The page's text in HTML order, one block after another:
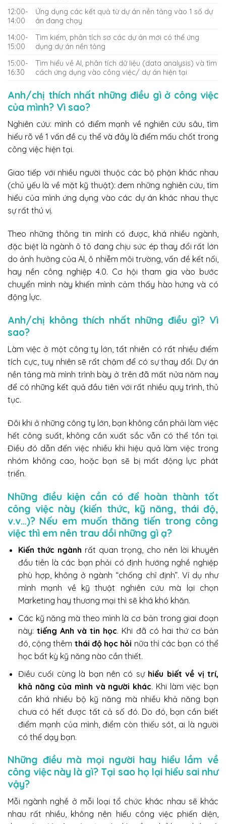
12:00-
14:00
Ứng dụng các kết quả từ dự án nền tảng vào 1 số dự
án đang chạy
14:00-
15:00
Tìm kiếm, phân tích sơ các dự án mới có thể ứng
dụng dự án nền tảng
15:00-
16:30
Tìm hiểu về AI, phân tích dữ liệu (data analysis) và tìm
cách ứng dụng vào công việc/ dự án hiện tại
Anh/chị thích nhất những điều gì ở công việc
của mình? Vì sao?
Nghiên cứu: mình có điểm mạnh về nghiên cứu sâu, tìm
hiểu rõ về 1 vấn đề cụ thể và đây là điểm mấu chốt trong
công việc hiện tại.
Giao tiếp với nhiều người thuộc các bộ phận khác nhau
(chủ yếu là về mặt kỹ thuật): đem những nghiên cứu, tìm
hiểu của mình ứng dụng vào các dự án khác nhau thực
sự rất thú vị.
Theo những thông tin mình có được, khá nhiều ngành,
đặc biệt là ngành ô tô đang chịu sức ép thay đổi rất lớn
do ảnh hưởng của AI, ô nhiễm môi trường, vấn đề kết nối,
hay nền công nghiệp 4.0. Cơ hội tham gia vào bước
chuyển mình này khiến mình cảm thấy hào hứng và có
động lực.
Anh/chị không thích nhất những điều gì? Vì
sao?
Làm việc ở một công ty lớn, tất nhiên có rất nhiều điểm
tích cực, tuy nhiên sẽ rất chậm để có sự thay đổi. Dự án
nền tảng mà mình trình bày ở trên đã mất nửa năm nay
để có những kết quả đầu tiên với rất nhiều quy trình, thủ
tục.
Đôi khi ở những công ty lớn, bạn không cần phải làm việc
hết công suất, không cần xuất sắc vẫn có thể tồn tại.
Điều đó dẫn đến việc nhiều khi hiệu quả làm việc trong
nhóm không cao, hoặc bạn sẽ bị mất động lực phát
triển.
Những điều kiện cần có để hoàn thành tốt
công việc này (kiến thức, kỹ năng, thái độ,
v.v…)? Nếu em muốn thăng tiến trong công
việc thì em nên trau dồi những gì ạ?
Kiến thức ngành rất quan trọng, cho nên lời khuyên
đầu tiên là các bạn phải có định hướng nghề nghiệp
phù hợp, không ở ngành “chống chỉ định”. Ví dụ như
mình mạnh về kỹ thuật nghiên cứu mà lại chọn
Marketing hay thương mại thì sẽ khá khó khăn.
Các kỹ năng mà theo mình là cơ bản trong giai đoạn
này: tiếng Anh và tin học. Khi đã có hai thứ cơ bản
đó, cộng thêm thái độ học hỏi nữa thì các bạn có thể
học bất kỳ kỹ năng nào cần thiết.
Điều cuối cùng là bạn nên có sự hiểu biết về vị trí,
khả năng của mình và người khác. Khi làm việc bạn
cần khá nhiều bộ kỹ năng mà nhiều khả năng bạn
chưa có hết được tất cả số đó. Do đó, bạn cần biết
điểm mạnh của mình, điểm còn thiếu sót, ai là người
có thể dạy bạn.
Những điều mà mọi người hay hiểu lầm về
công việc này là gì? Tại sao họ lại hiểu sai như
vậy?
Mỗi ngành nghề ở mỗi loại tổ chức khác nhau sẽ khác
nhau rất nhiều, không nên hiểu công việc phiến diện,